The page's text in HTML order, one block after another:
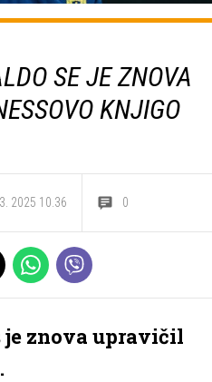
SE JE ZNOVA
KNJIGO
2025 10.36 0
znova upravičil